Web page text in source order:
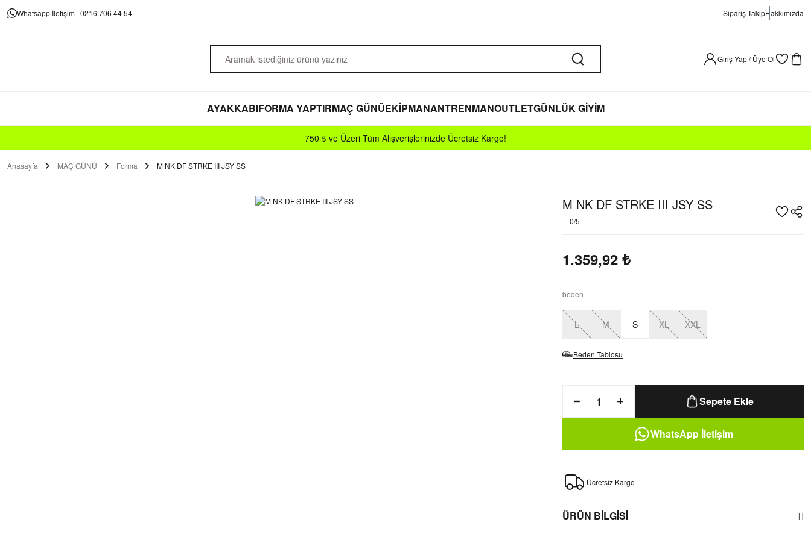
Whatsapp İletişim 0216 706 44 54 Sipariş TakipHakkımızda
Giriş Yap / Üye Ol
AYAKKABIFORMA YAPTIRMAÇ GÜNÜEKİPMANANTRENMANOUTLETGÜNLÜK GİYİM
750 ₺ ve Üzeri Tüm Alışverişlerinizde Ücretsiz Kargo!
Anasayfa MAÇ GÜNÜ Forma M NK DF STRKE III JSY SS
M NK DF STRKE III JSY SS
0/5
1.359,92 ₺
beden
L M S XL XXL
Beden Tablosu
Sepete Ekle
WhatsApp İletişim
Ücretsiz Kargo
ÜRÜN BİLGİSİ